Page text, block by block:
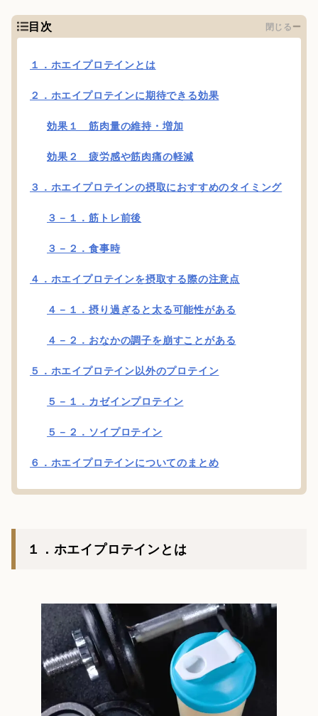
目次 閉じる
１．ホエイプロテインとは
２．ホエイプロテインに期待できる効果
効果１ 筋肉量の維持・増加
効果２ 疲労感や筋肉痛の軽減
３．ホエイプロテインの摂取におすすめのタイミング
３－１．筋トレ前後
３－２．食事時
４．ホエイプロテインを摂取する際の注意点
４－１．摂り過ぎると太る可能性がある
４－２．おなかの調子を崩すことがある
５．ホエイプロテイン以外のプロテイン
５－１．カゼインプロテイン
５－２．ソイプロテイン
６．ホエイプロテインについてのまとめ
１．ホエイプロテインとは